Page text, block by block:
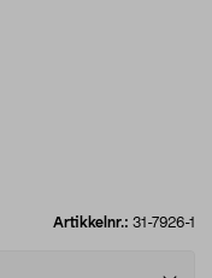
Artikkelnr.: 31-7926-1